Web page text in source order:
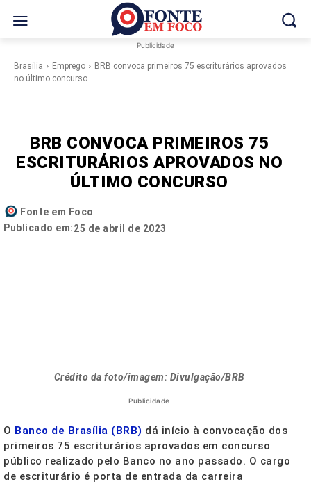
Publicidade
Brasília Emprego
BRB convoca primeiros 75 escriturários aprovados
no último concurso
BRB CONVOCA PRIMEIROS 75
ESCRITURÁRIOS APROVADOS NO
ÚLTIMO CONCURSO
Fonte em Foco
Publicado em:25 de abril de 2023
Crédito da foto/imagem: Divulgação/BRB
Publicidade
O Banco de Brasília (BRB) dá início à convocação dos
primeiros 75 escriturários aprovados em concurso
público realizado pelo Banco no ano passado. O cargo
de escriturário é porta de entrada da carreira